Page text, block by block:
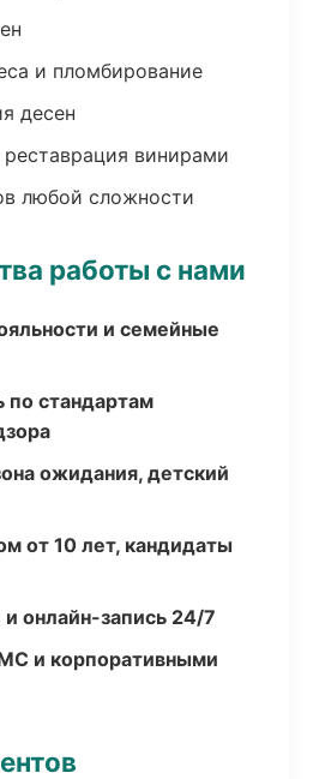
и пломбирование
десен
реставрация винирами
любой сложности
работы с нами
и семейные
по стандартам
ожидания, детский
от 10 лет, кандидаты
и онлайн-запись 24/7
и корпоративными